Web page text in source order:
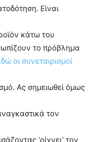
Είναι
κάτω του
το πρόβλημα
οι συνεταιρισμοί
Ας σημειωθεί όμως
τον
‘ρίχνει’ τον